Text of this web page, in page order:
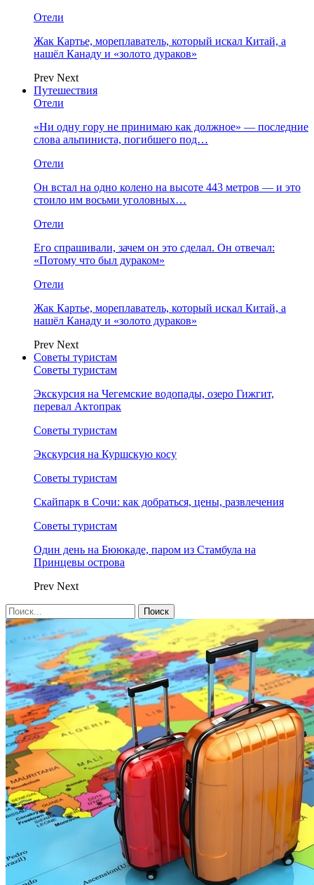
Отели
Жак Картье, мореплаватель, который искал Китай, а
нашёл Канаду и «золото дураков»
Prev Next
Путешествия
Отели
«Ни одну гору не принимаю как должное» — последние
слова альпиниста, погибшего под…
Отели
Он встал на одно колено на высоте 443 метров — и это
стоило им восьми уголовных…
Отели
Его спрашивали, зачем он это сделал. Он отвечал:
«Потому что был дураком»
Отели
Жак Картье, мореплаватель, который искал Китай, а
нашёл Канаду и «золото дураков»
Prev Next
Советы туристам
Советы туристам
Экскурсия на Чегемские водопады, озеро Гижгит,
перевал Актопрак
Советы туристам
Экскурсия на Куршскую косу
Советы туристам
Скайпарк в Сочи: как добраться, цены, развлечения
Советы туристам
Один день на Бююкаде, паром из Стамбула на
Принцевы острова
Prev Next